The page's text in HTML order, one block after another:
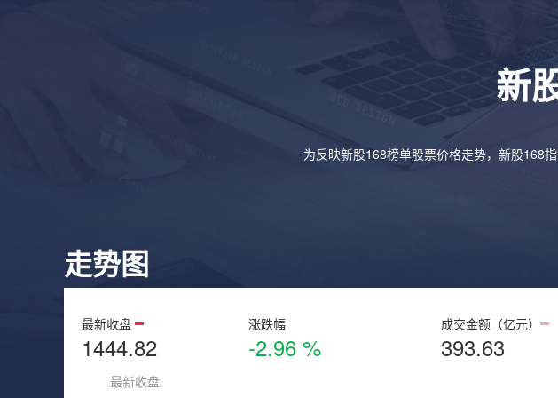
新
为反映新股168榜单股票价格走势，新股168
走势图
最新收盘
1444.82
涨跌幅
-2.96 %
成交金额（亿元）
393.63